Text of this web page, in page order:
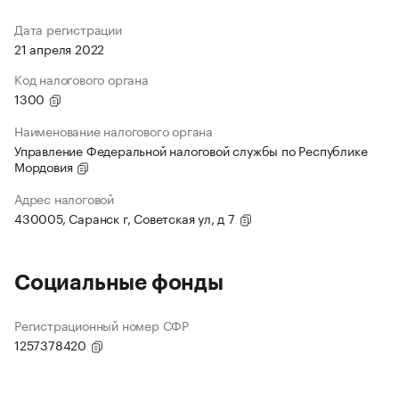
Дата регистрации
21 апреля 2022
Код налогового органа
1300
Наименование налогового органа
Управление Федеральной налоговой службы по Республике
Мордовия
Адрес налоговой
430005, Саранск г, Советская ул, д 7
Социальные фонды
Регистрационный номер СФР
1257378420